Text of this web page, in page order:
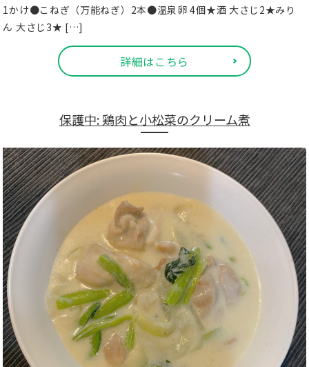
1かけ●こねぎ（万能ねぎ）2本●温泉卵 4個★酒 大さじ2★みり
ん 大さじ3★ […]
詳細はこちら
保護中: 鶏肉と小松菜のクリーム煮